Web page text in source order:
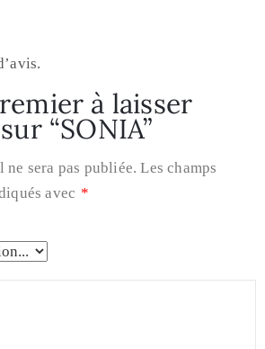
à laisser
“SONIA”
ne sera pas publiée. Les champs
avec *